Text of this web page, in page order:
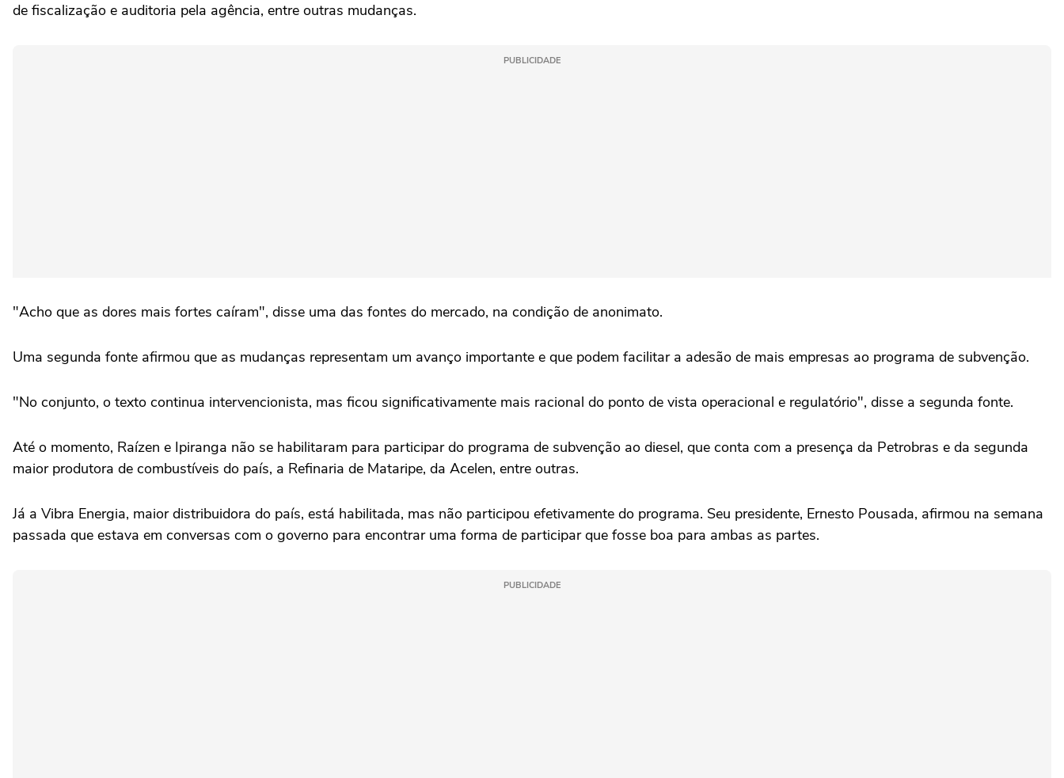
de fiscalização e auditoria pela agência, ⁠entre outras mudanças.
PUBLICIDADE
"Acho que as dores mais fortes caíram", disse uma das fontes do mercado, na condição de anonimato.
Uma segunda fonte afirmou que as mudanças representam um avanço importante e que podem facilitar a adesão de mais ‌empresas ao programa de subvenção.
"No conjunto, o texto continua intervencionista, mas ficou significativamente mais racional do ponto de vista operacional e regulatório", ⁠disse a segunda fonte.
Até o momento, Raízen e Ipiranga não se habilitaram para participar do programa de subvenção ao diesel, que conta com a presença da Petrobras e da segunda
maior produtora de combustíveis do país, a Refinaria de Mataripe, da Acelen, entre outras.
Já a Vibra Energia, maior distribuidora do país, está habilitada, mas não participou efetivamente do programa. Seu presidente, Ernesto Pousada, afirmou na semana
passada que estava em conversas com o governo para encontrar uma forma de participar que fosse boa para ambas as partes.
PUBLICIDADE